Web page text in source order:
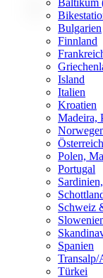
Bulgarien
Finnland
Island
Italien
Kroatien
Madeira,
Österreich
Polen,
Portugal
Schweiz
Spanien
Transalp/
Türkei